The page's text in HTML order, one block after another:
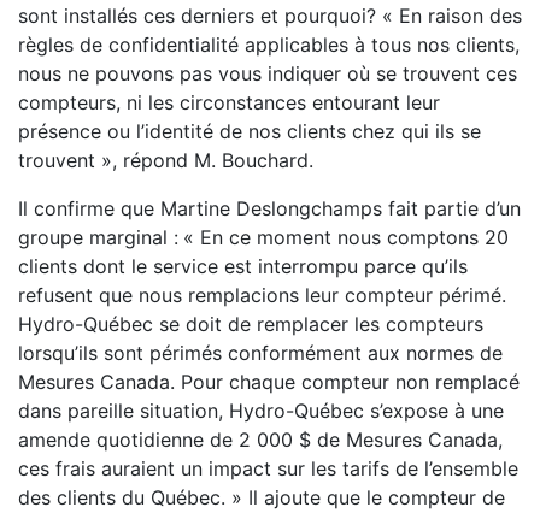
sont installés ces derniers et pourquoi? « En raison des
règles de confidentialité applicables à tous nos clients,
nous ne pouvons pas vous indiquer où se trouvent ces
compteurs, ni les circonstances entourant leur
présence ou l’identité de nos clients chez qui ils se
trouvent », répond M. Bouchard.
Il confirme que Martine Deslongchamps fait partie d’un
groupe marginal : « En ce moment nous comptons 20
clients dont le service est interrompu parce qu’ils
refusent que nous remplacions leur compteur périmé.
Hydro-Québec se doit de remplacer les compteurs
lorsqu’ils sont périmés conformément aux normes de
Mesures Canada. Pour chaque compteur non remplacé
dans pareille situation, Hydro-Québec s’expose à une
amende quotidienne de 2 000 $ de Mesures Canada,
ces frais auraient un impact sur les tarifs de l’ensemble
des clients du Québec. » Il ajoute que le compteur de